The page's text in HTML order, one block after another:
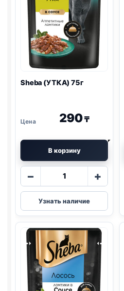
Sheba (УТКА) 75г
290₸
В корзину
−
Количество
Sheba
(УТКА)
75г
+
Узнать наличие